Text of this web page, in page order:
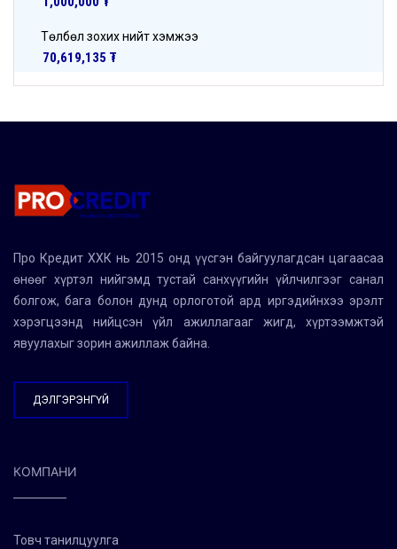
Төлбөл зохих нийт хэмжээ
Про Кредит ХХК нь 2015 онд үүсгэн байгуулагдсан цагаасаа
өнөөг хүртэл нийгэмд тустай санхүүгийн үйлчилгээг санал
болгож, бага болон дунд орлоготой ард иргэдийнхээ эрэлт
хэрэгцээнд нийцсэн үйл ажиллагааг жигд, хүртээмжтэй
явуулахыг зорин ажиллаж байна.
ДЭЛГЭРЭНГҮЙ
КОМПАНИ
Товч танилцуулга